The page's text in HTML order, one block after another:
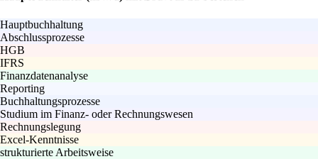
Hauptbuchhaltung
Abschlussprozesse
HGB
IFRS
Finanzdatenanalyse
Reporting
Buchhaltungsprozesse
Studium im Finanz- oder Rechnungswesen
Rechnungslegung
Excel-Kenntnisse
strukturierte Arbeitsweise